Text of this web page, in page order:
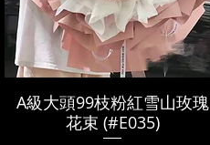
A級大頭99枝粉紅雪山玫瑰
花束 (#E035)